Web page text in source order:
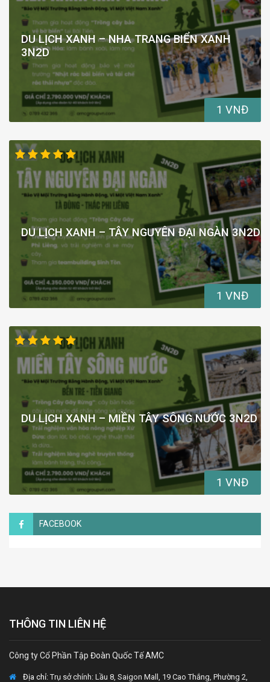
DU LỊCH XANH – NHA TRANG BIỂN XANH
3N2D
1 VNĐ
DU LỊCH XANH – TÂY NGUYÊN ĐẠI NGÀN 3N2D
1 VNĐ
DU LỊCH XANH – MIỀN TÂY SÔNG NƯỚC 3N2D
1 VNĐ
FACEBOOK
THÔNG TIN LIÊN HỆ
Công ty Cổ Phần Tập Đoàn Quốc Tế AMC
Địa chỉ:Trụ sở chính: Lầu 8, Saigon Mall, 19 Cao Thắng, Phường 2,